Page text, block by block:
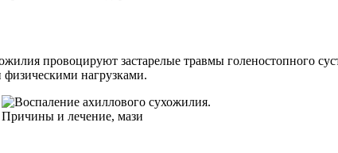
провоцируют застарелые травмы голеностопного
нагрузками.